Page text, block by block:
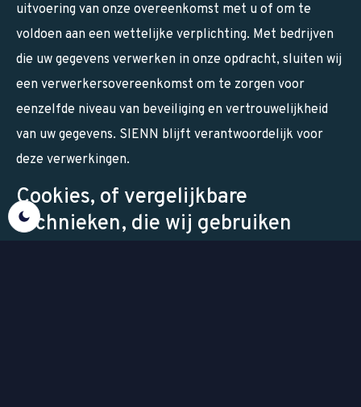
uitvoering van onze overeenkomst met u of om te
voldoen aan een wettelijke verplichting. Met bedrijven
die uw gegevens verwerken in onze opdracht, sluiten wij
een verwerkersovereenkomst om te zorgen voor
eenzelfde niveau van beveiliging en vertrouwelijkheid
van uw gegevens. SIENN blijft verantwoordelijk voor
deze verwerkingen.
Cookies, of vergelijkbare
technieken, die wij gebruiken